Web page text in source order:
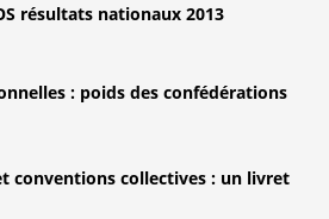
résultats nationaux 2013
: poids des confédérations
conventions collectives : un livret